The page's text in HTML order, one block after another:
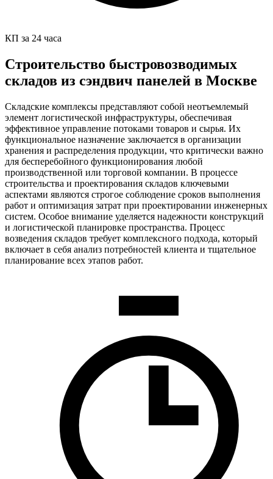
КП за 24 часа
Строительство быстровозводимых
складов из сэндвич панелей в Москве
Складские комплексы представляют собой неотъемлемый
элемент логистической инфраструктуры, обеспечивая
эффективное управление потоками товаров и сырья. Их
функциональное назначение заключается в организации
хранения и распределения продукции, что критически важно
для бесперебойного функционирования любой
производственной или торговой компании. В процессе
строительства и проектирования складов ключевыми
аспектами являются строгое соблюдение сроков выполнения
работ и оптимизация затрат при проектировании инженерных
систем. Особое внимание уделяется надежности конструкций
и логистической планировке пространства. Процесс
возведения складов требует комплексного подхода, который
включает в себя анализ потребностей клиента и тщательное
планирование всех этапов работ.